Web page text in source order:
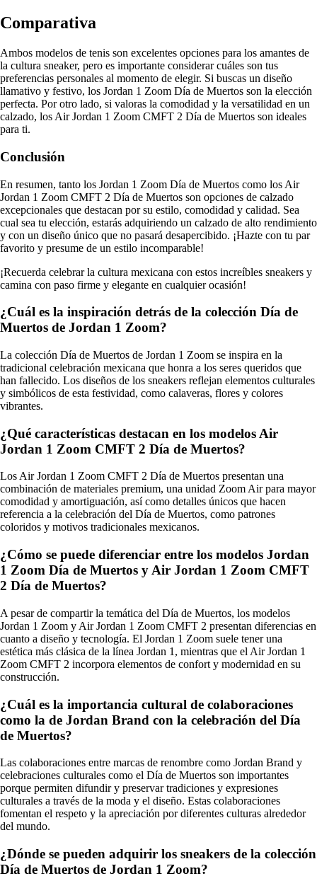
Comparativa
Ambos modelos de tenis son excelentes opciones para los amantes de
la cultura sneaker, pero es importante considerar cuáles son tus
preferencias personales al momento de elegir. Si buscas un diseño
llamativo y festivo, los Jordan 1 Zoom Día de Muertos son la elección
perfecta. Por otro lado, si valoras la comodidad y la versatilidad en un
calzado, los Air Jordan 1 Zoom CMFT 2 Día de Muertos son ideales
para ti.
Conclusión
En resumen, tanto los Jordan 1 Zoom Día de Muertos como los Air
Jordan 1 Zoom CMFT 2 Día de Muertos son opciones de calzado
excepcionales que destacan por su estilo, comodidad y calidad. Sea
cual sea tu elección, estarás adquiriendo un calzado de alto rendimiento
y con un diseño único que no pasará desapercibido. ¡Hazte con tu par
favorito y presume de un estilo incomparable!
¡Recuerda celebrar la cultura mexicana con estos increíbles sneakers y
camina con paso firme y elegante en cualquier ocasión!
¿Cuál es la inspiración detrás de la colección Día de
Muertos de Jordan 1 Zoom?
La colección Día de Muertos de Jordan 1 Zoom se inspira en la
tradicional celebración mexicana que honra a los seres queridos que
han fallecido. Los diseños de los sneakers reflejan elementos culturales
y simbólicos de esta festividad, como calaveras, flores y colores
vibrantes.
¿Qué características destacan en los modelos Air
Jordan 1 Zoom CMFT 2 Día de Muertos?
Los Air Jordan 1 Zoom CMFT 2 Día de Muertos presentan una
combinación de materiales premium, una unidad Zoom Air para mayor
comodidad y amortiguación, así como detalles únicos que hacen
referencia a la celebración del Día de Muertos, como patrones
coloridos y motivos tradicionales mexicanos.
¿Cómo se puede diferenciar entre los modelos Jordan
1 Zoom Día de Muertos y Air Jordan 1 Zoom CMFT
2 Día de Muertos?
A pesar de compartir la temática del Día de Muertos, los modelos
Jordan 1 Zoom y Air Jordan 1 Zoom CMFT 2 presentan diferencias en
cuanto a diseño y tecnología. El Jordan 1 Zoom suele tener una
estética más clásica de la línea Jordan 1, mientras que el Air Jordan 1
Zoom CMFT 2 incorpora elementos de confort y modernidad en su
construcción.
¿Cuál es la importancia cultural de colaboraciones
como la de Jordan Brand con la celebración del Día
de Muertos?
Las colaboraciones entre marcas de renombre como Jordan Brand y
celebraciones culturales como el Día de Muertos son importantes
porque permiten difundir y preservar tradiciones y expresiones
culturales a través de la moda y el diseño. Estas colaboraciones
fomentan el respeto y la apreciación por diferentes culturas alrededor
del mundo.
¿Dónde se pueden adquirir los sneakers de la colección
Día de Muertos de Jordan 1 Zoom?